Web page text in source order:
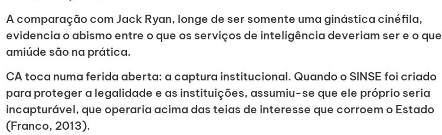
A comparação com Jack Ryan, longe de ser somente uma ginástica cinéfila,
evidencia o abismo entre o que os serviços de inteligência deveriam ser e o que
amiúde são na prática.
CA toca numa ferida aberta: a captura institucional. Quando o SINSE foi criado
para proteger a legalidade e as instituições, assumiu-se que ele próprio seria
incapturável, que operaria acima das teias de interesse que corroem o Estado
(Franco, 2013).